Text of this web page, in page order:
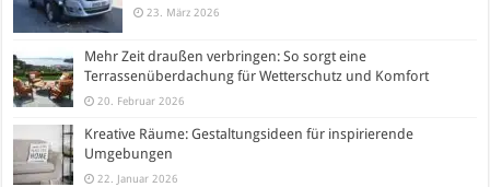
23. März 2026
Mehr Zeit draußen verbringen: So sorgt eine
Terrassenüberdachung für Wetterschutz und Komfort
20. Februar 2026
Kreative Räume: Gestaltungsideen für inspirierende
Umgebungen
22. Januar 2026